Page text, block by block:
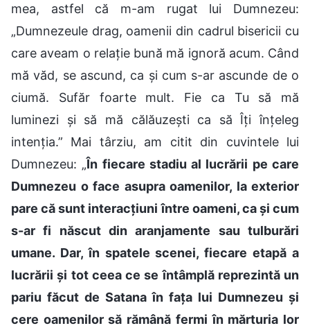
mea, astfel că m-am rugat lui Dumnezeu:
„Dumnezeule drag, oamenii din cadrul bisericii cu
care aveam o relație bună mă ignoră acum. Când
mă văd, se ascund, ca și cum s-ar ascunde de o
ciumă. Sufăr foarte mult. Fie ca Tu să mă
luminezi și să mă călăuzești ca să Îți înțeleg
intenția.” Mai târziu, am citit din cuvintele lui
Dumnezeu: „În fiecare stadiu al lucrării pe care
Dumnezeu o face asupra oamenilor, la exterior
pare că sunt interacțiuni între oameni, ca și cum
s-ar fi născut din aranjamente sau tulburări
umane. Dar, în spatele scenei, fiecare etapă a
lucrării și tot ceea ce se întâmplă reprezintă un
pariu făcut de Satana în fața lui Dumnezeu și
cere oamenilor să rămână fermi în mărturia lor